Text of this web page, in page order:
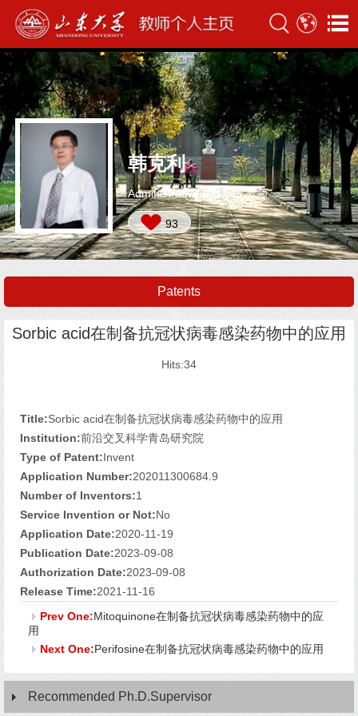
韩克利
Administrative Position:教师
93
Patents
Sorbic acid在制备抗冠状病毒感染药物中的应用
Hits:34
Title:Sorbic acid在制备抗冠状病毒感染药物中的应用
Institution:前沿交叉科学青岛研究院
Type of Patent:Invent
Application Number:202011300684.9
Number of Inventors:1
Service Invention or Not:No
Application Date:2020-11-19
Publication Date:2023-09-08
Authorization Date:2023-09-08
Release Time:2021-11-16
Prev One:Mitoquinone在制备抗冠状病毒感染药物中的应
用
Next One:Perifosine在制备抗冠状病毒感染药物中的应用
Recommended Ph.D.Supervisor